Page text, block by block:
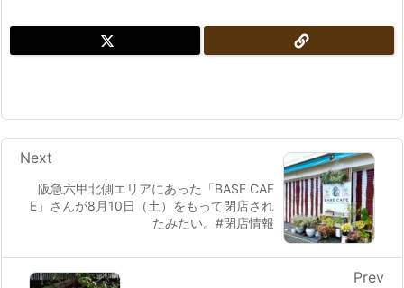
阪急六甲北側エリアにあった「BASE CAF
E」さんが8月10日（土）をもって閉店され
たみたい。#閉店情報
Next
Prev